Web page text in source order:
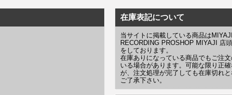
在庫表記について
当サイトに掲載している商品は
RECORDING PROSHOP MIYAJI 店
をしております。
在庫ありになっている商品でもご注
いる場合があります。可能な限り正
が、注文処理が完了しても在庫切れ
ご了承下さい。